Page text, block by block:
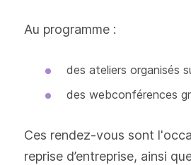
Au programme :
des ateliers organisés
des webconférences
Ces rendez-vous sont
reprise d’entreprise, ainsi